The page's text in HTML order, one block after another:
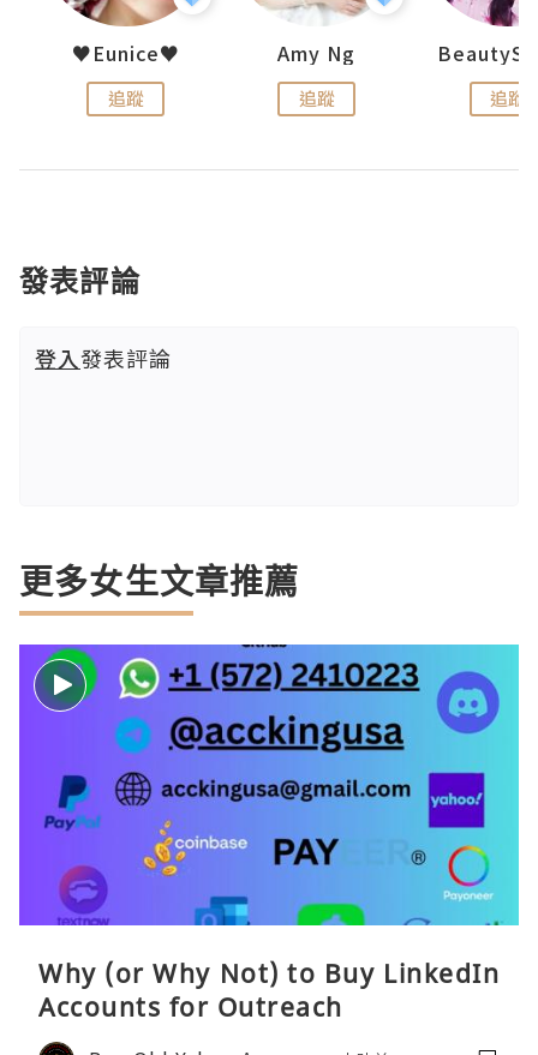
♥Eunice♥
追蹤
Amy Ng
追蹤 追蹤
發表評論
登入發表評論
更多女生文章推薦
Why (or Why Not) to Buy LinkedIn
Accounts for Outreach